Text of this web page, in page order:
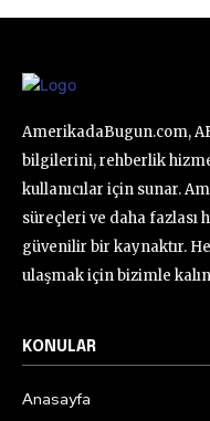
AmerikadaBugun.com,
bilgilerini, rehberlik
kullanıcılar için sunar.
süreçleri ve daha fazlası
güvenilir bir kaynaktır.
ulaşmak için bizimle
KONULAR
Anasayfa